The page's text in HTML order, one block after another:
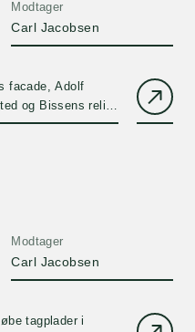
Modtager
Carl Jacobsen
facade, Adolf
og Bissens relief
Modtager
Carl Jacobsen
tagplader i